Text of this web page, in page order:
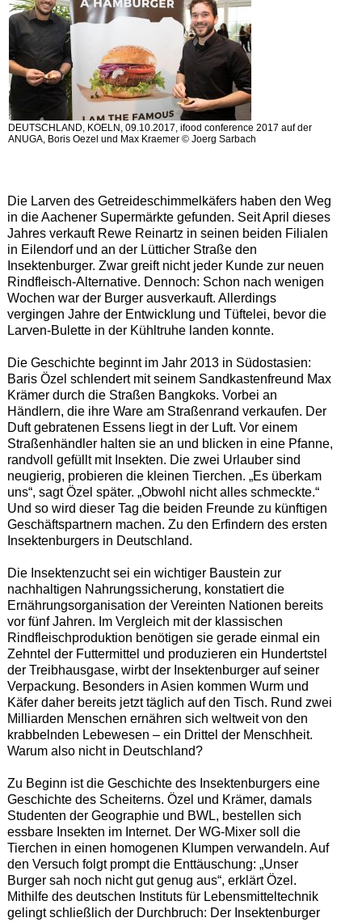
DEUTSCHLAND, KOELN, 09.10.2017, ifood conference 2017 auf der
ANUGA, Boris Oezel und Max Kraemer © Joerg Sarbach
Die Larven des Getreideschimmelkäfers haben den Weg
in die Aachener Supermärkte gefunden. Seit April dieses
Jahres verkauft Rewe Reinartz in seinen beiden Filialen
in Eilendorf und an der Lütticher Straße den
Insektenburger. Zwar greift nicht jeder Kunde zur neuen
Rindfleisch-Alternative. Dennoch: Schon nach wenigen
Wochen war der Burger ausverkauft. Allerdings
vergingen Jahre der Entwicklung und Tüftelei, bevor die
Larven-Bulette in der Kühltruhe landen konnte.
Die Geschichte beginnt im Jahr 2013 in Südostasien:
Baris Özel schlendert mit seinem Sandkastenfreund Max
Krämer durch die Straßen Bangkoks. Vorbei an
Händlern, die ihre Ware am Straßenrand verkaufen. Der
Duft gebratenen Essens liegt in der Luft. Vor einem
Straßenhändler halten sie an und blicken in eine Pfanne,
randvoll gefüllt mit Insekten. Die zwei Urlauber sind
neugierig, probieren die kleinen Tierchen. „Es überkam
uns“, sagt Özel später. „Obwohl nicht alles schmeckte.“
Und so wird dieser Tag die beiden Freunde zu künftigen
Geschäftspartnern machen. Zu den Erfindern des ersten
Insektenburgers in Deutschland.
Die Insektenzucht sei ein wichtiger Baustein zur
nachhaltigen Nahrungssicherung, konstatiert die
Ernährungsorganisation der Vereinten Nationen bereits
vor fünf Jahren. Im Vergleich mit der klassischen
Rindfleischproduktion benötigen sie gerade einmal ein
Zehntel der Futtermittel und produzieren ein Hundertstel
der Treibhausgase, wirbt der Insektenburger auf seiner
Verpackung. Besonders in Asien kommen Wurm und
Käfer daher bereits jetzt täglich auf den Tisch. Rund zwei
Milliarden Menschen ernähren sich weltweit von den
krabbelnden Lebewesen – ein Drittel der Menschheit.
Warum also nicht in Deutschland?
Zu Beginn ist die Geschichte des Insektenburgers eine
Geschichte des Scheiterns. Özel und Krämer, damals
Studenten der Geographie und BWL, bestellen sich
essbare Insekten im Internet. Der WG-Mixer soll die
Tierchen in einen homogenen Klumpen verwandeln. Auf
den Versuch folgt prompt die Enttäuschung: „Unser
Burger sah noch nicht gut genug aus“, erklärt Özel.
Mithilfe des deutschen Instituts für Lebensmitteltechnik
gelingt schließlich der Durchbruch: Der Insektenburger